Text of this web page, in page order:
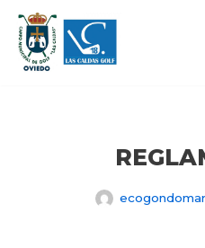
Saltar
al
ecogondomar